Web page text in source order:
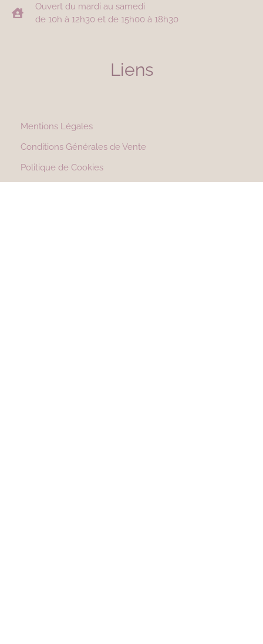
Ouvert du mardi au samedi
de 10h à 12h30 et de 15h00 à 18h30
Liens
Mentions Légales
Conditions Générales de Vente
Politique de Cookies